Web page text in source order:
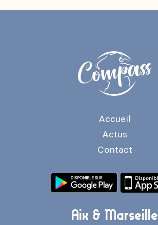
Accueil
Actus
Contact
Aix & Marseille